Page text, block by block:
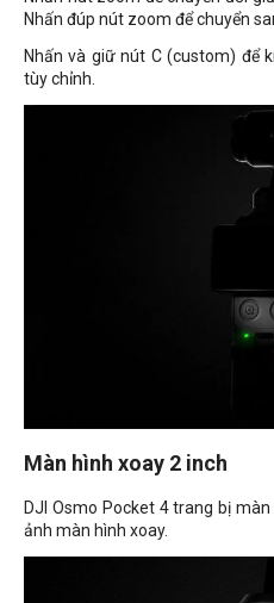
Nhấn đúp nút zoom để chuyển
Nhấn và giữ nút C (custom) để
tùy chỉnh.
Màn hình xoay 2 inch
DJI Osmo Pocket 4 trang bị
ảnh màn hình xoay.